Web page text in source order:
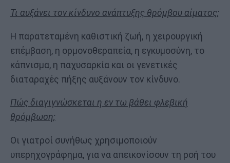
Τι αυξάνει τον κίνδυνο ανάπτυξης θρόμβου αίματος;
Η παρατεταμένη καθιστική ζωή, η χειρουργική
επέμβαση, η ορμονοθεραπεία, η εγκυμοσύνη, το
κάπνισμα, η παχυσαρκία και οι γενετικές
διαταραχές πήξης αυξάνουν τον κίνδυνο.
Πώς διαγιγνώσκεται η εν τω βάθει φλεβική
θρόμβωση;
Οι γιατροί συνήθως χρησιμοποιούν
υπερηχογράφημα, για να απεικονίσουν τη ροή του